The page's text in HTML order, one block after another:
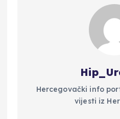
Hercegovački info
vijesti iz